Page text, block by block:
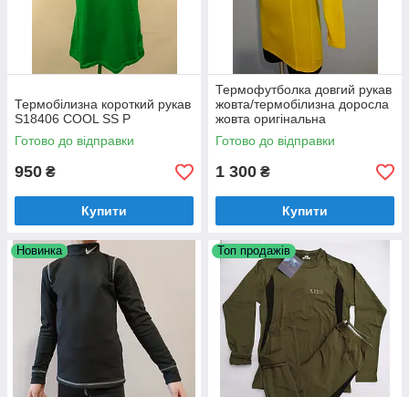
Термобілизна короткий рукав
S18406 COOL SS P
Готово до відправки
950 ₴
Купити
Термофутболка довгий рукав
жовта/термобілизна доросла
жовта оригінальна
Готово до відправки
1 300 ₴
Купити
Новинка Топ продажів